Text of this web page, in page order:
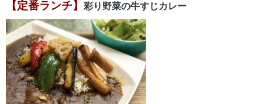
【定番ランチ】 彩り野菜の牛すじカレー